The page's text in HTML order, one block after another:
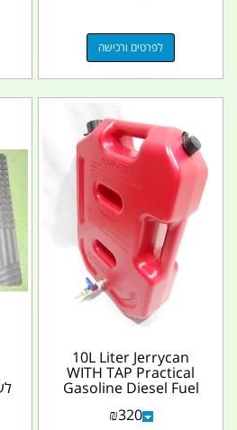
לפרטים ורכישה
10L Liter Jerrycan
WITH TAP Practical
Gasoline Diesel Fuel
₪320